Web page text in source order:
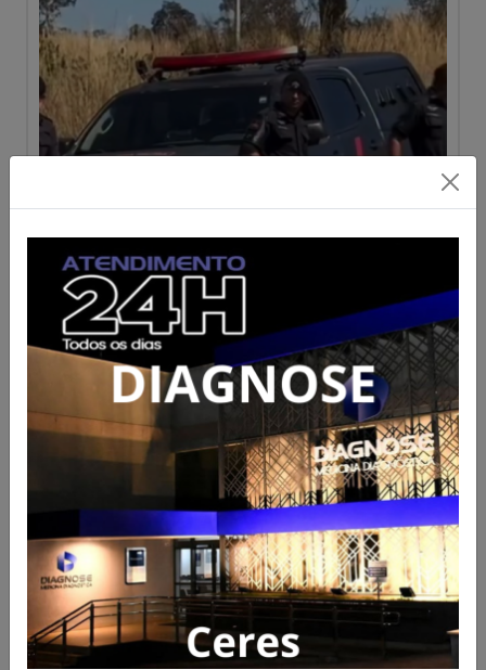
Edital de convocação
assembleia geral
extraordinária ADVESP Ceres
Acesse para mais informações
Publicado em 28/07/2026 às 17:47